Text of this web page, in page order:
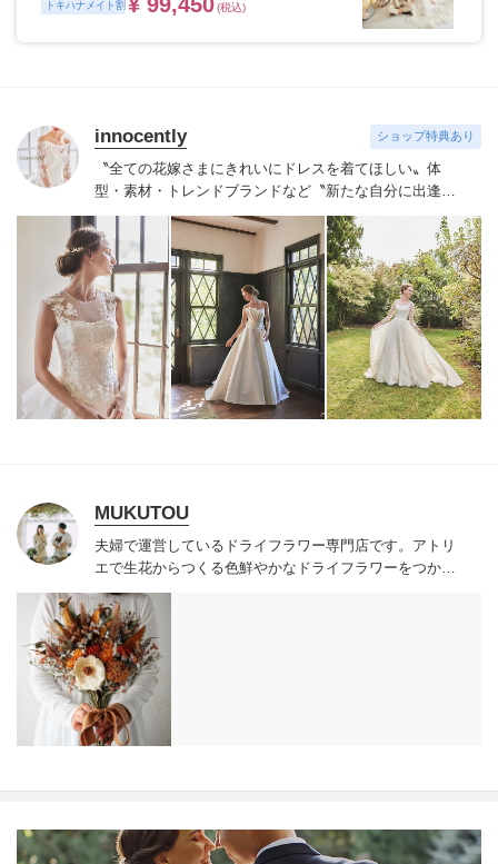
トキハナメイト割 (税込)
innocently ショップ特典あり
〝全ての花嫁さまにきれいにドレスを着てほしい〟 体
型・素材・トレンドブランドなど〝新たな自分に出逢え
る〟幅広いラインナップが揃うinnocently。
素材・デザイ
ンにこだわったオリジナルドレスは3～23号まで展開。
国内外の有名デザイナーズドレスも多数取扱っており、
NYやミラノ・バルセロナからセレクトされたインポート
ドレスは全て日本人花嫁向けにサイズ調整。さらに和装
は1903年創業からの伝統を受け継がれている厳選された
お着物や現代の薫りをちりばめた艶やかなコレクショ
ン。すべての花嫁さまへ後悔しないお衣裳選びをお手伝
いさせて頂きます。
MUKUTOU
夫婦で運営しているドライフラワー専門店です。 アトリ
エで生花からつくる色鮮やかなドライフラワーをつかっ
たブーケやスワッグを販売しています。
ております。
わった後にも長く飾っていただけます。
ちらにも使っていただくこともあるので、それぞれブー
ケを用意するよりもお得にできます。